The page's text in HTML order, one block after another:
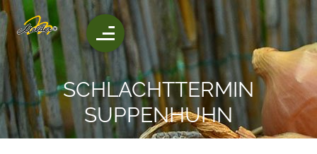
SCHLACHTTERMIN
SUPPENHUHN